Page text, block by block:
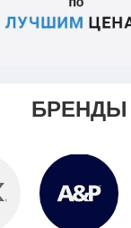
БРЕНДЫ